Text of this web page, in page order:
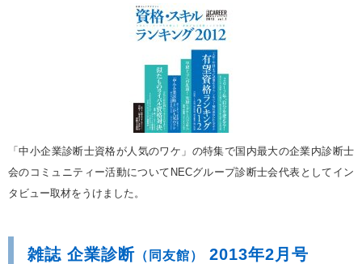
「中小企業診断士資格が人気のワケ」の特集で国内最大の企業内診断士
会のコミュニティー活動についてNECグループ診断士会代表としてイン
タビュー取材をうけました。
雑誌 企業診断 （同友館） 2013年2月号